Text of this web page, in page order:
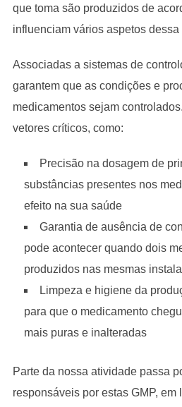
que toma são produzidos de
influenciam vários aspetos dessa
Associadas a sistemas de
garantem que as condições e
medicamentos sejam
vetores críticos, como:
Precisão na dosagem de
substâncias presentes nos
efeito na sua saúde
Garantia de ausência de
pode acontecer quando dois
produzidos nas mesmas
Limpeza e higiene da
para que o medicamento
mais puras e inalteradas
Parte da nossa atividade passa
responsáveis por estas GMP, em